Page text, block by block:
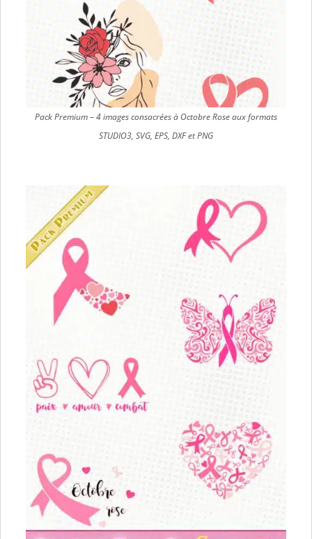
Pack Premium – 4 images consacrées à Octobre Rose aux formats
STUDIO3, SVG, EPS, DXF et PNG